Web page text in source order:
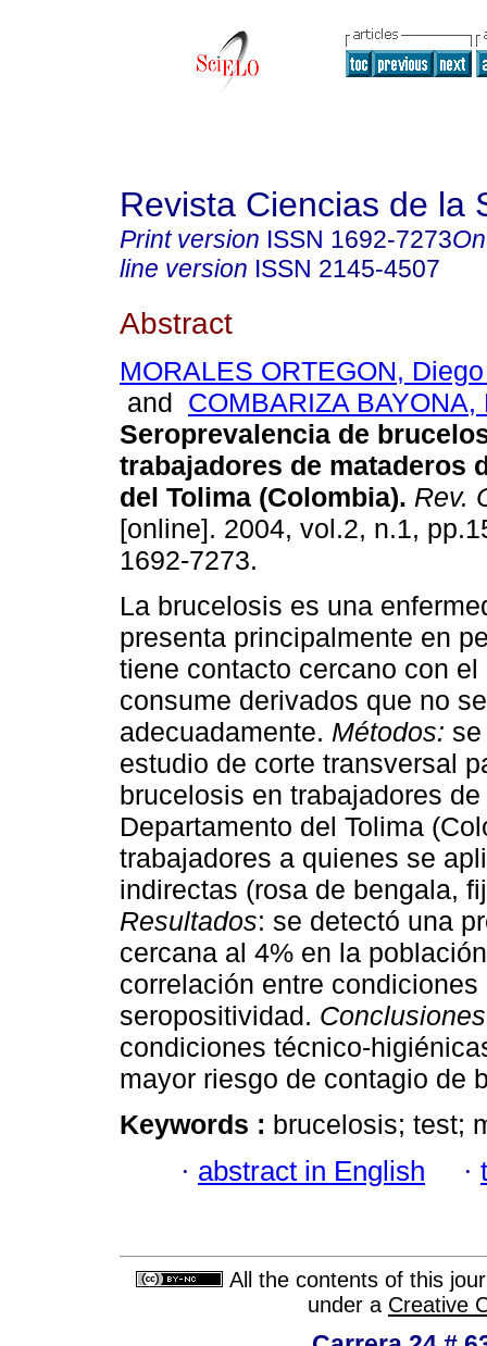
Revista Ciencias de la
Print version ISSN 1692-7273
line version ISSN 2145-4507
Abstract
MORALES ORTEGON,
and COMBARIZA
Seroprevalencia de
trabajadores de mataderos
del Tolima (Colombia). Rev.
[online]. 2004, vol.2, n.1,
1692-7273.
La brucelosis es una
presenta principalmente en
tiene contacto cercano con el
consume derivados que no
adecuadamente. Métodos:
estudio de corte transversal
brucelosis en trabajadores
Departamento del Tolima
trabajadores a quienes se
indirectas (rosa de bengala,
Resultados: se detectó una
cercana al 4% en la
correlación entre
seropositividad. Conclusiones
condiciones técnico-
mayor riesgo de contagio de
Keywords : brucelosis; test;
· abstract in English ·
All the contents of this
under a Creative